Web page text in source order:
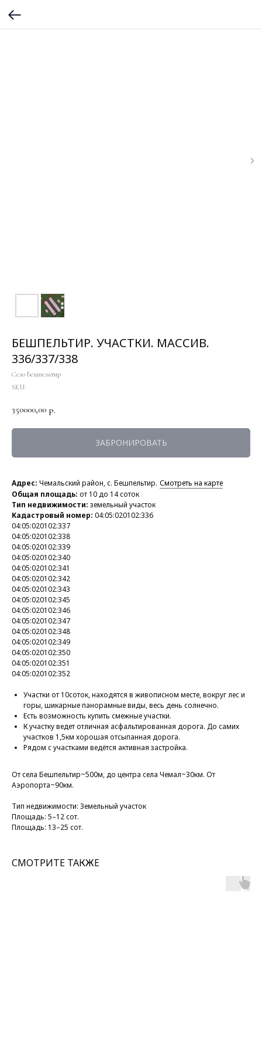
БЕШПЕЛЬТИР. УЧАСТКИ. МАССИВ.
336/337/338
Село Бешпельтир
SKU:
350000,00 р.
ЗАБРОНИРОВАТЬ
Адрес: Чемальский район, с. Бешпельтир. Смотреть на карте
Общая площадь: от 10 до 14 соток
Тип недвижимости: земельный участок
Кадастровый номер: 04:05:020102:336
04:05:020102:337
04:05:020102:338
04:05:020102:339
04:05:020102:340
04:05:020102:341
04:05:020102:342
04:05:020102:343
04:05:020102:345
04:05:020102:346
04:05:020102:347
04:05:020102:348
04:05:020102:349
04:05:020102:350
04:05:020102:351
04:05:020102:352
Участки от 10соток, находятся в живописном месте, вокруг лес и
горы, шикарные панорамные виды, весь день солнечно.
Есть возможность купить смежные участки.
К участку ведет отличная асфальтированная дорога. До самих
участков 1,5км хорошая отсыпанная дорога.
Рядом с участками ведётся активная застройка.
От села Бешпельтир~500м, до центра села Чемал~30км. От
Аэропорта~90км.
Тип недвижимости: Земельный участок
Площадь: 5–12 сот.
Площадь: 13–25 сот.
СМОТРИТЕ ТАКЖЕ